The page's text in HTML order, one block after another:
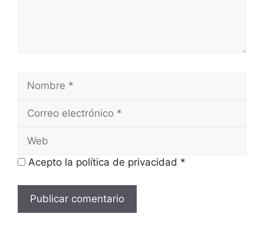
Nombre
Correo
Web
Acepto la política de privacidad *